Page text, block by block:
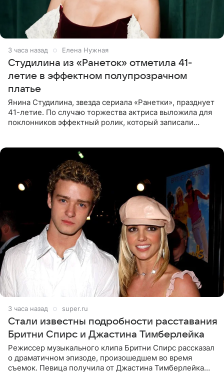
3 часа назад Елена Нужная
Студилина из «Ранеток» отметила 41-
летие в эффектном полупрозрачном
платье
Янина Студилина, звезда сериала «Ранетки», празднует
41-летие. По случаю торжества актриса выложила для
поклонников эффектный ролик, который записали
3 часа назад super.ru
Стали известны подробности расставания
Бритни Спирс и Джастина Тимберлейка
Режиссер музыкального клипа Бритни Спирс рассказал
о драматичном эпизоде, произошедшем во время
съемок. Певица получила от Джастина Тимберлейка